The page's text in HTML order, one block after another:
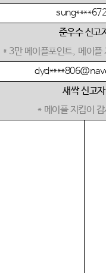
준우수 신고
* 3만 메이플포인트, 메이플
새싹 신고자
* 메이플 지킴이